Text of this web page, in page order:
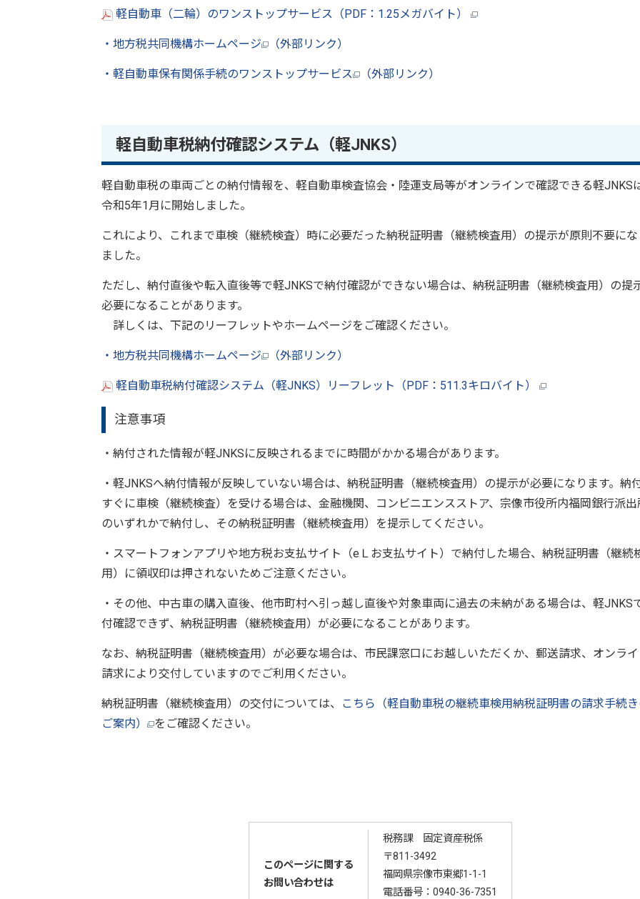
軽自動車（二輪）のワンストップサービス（PDF：1.25メガバイト）
・地方税共同機構ホームページ （外部リンク）
・軽自動車保有関係手続のワンストップサービス （外部リンク）
軽自動車税納付確認システム（軽JNKS）
軽自動車税の車両ごとの納付情報を、軽自動車検査協会・陸運支局等がオンラインで確認できる軽JNKSは
令和5年1月に開始しました。
これにより、これまで車検（継続検査）時に必要だった納税証明書（継続検査用）の提示が原則不要にな
ました。
ただし、納付直後や転入直後等で軽JNKSで納付確認ができない場合は、納税証明書（継続検査用）の提
必要になることがあります。
詳しくは、下記のリーフレットやホームページをご確認ください。
・地方税共同機構ホームページ （外部リンク）
軽自動車税納付確認システム（軽JNKS）リーフレット（PDF：511.3キロバイト）
注意事項
・納付された情報が軽JNKSに反映されるまでに時間がかかる場合があります。
・軽JNKSへ納付情報が反映していない場合は、納税証明書（継続検査用）の提示が必要になります。納
すぐに車検（継続検査）を受ける場合は、金融機関、コンビニエンスストア、宗像市役所内福岡銀行派出
のいずれかで納付し、その納税証明書（継続検査用）を提示してください。
・スマートフォンアプリや地方税お支払サイト（eＬお支払サイト）で納付した場合、納税証明書（継続
用）に領収印は押されないためご注意ください。
・その他、中古車の購入直後、他市町村へ引っ越し直後や対象車両に過去の未納がある場合は、軽JNKS
付確認できず、納税証明書（継続検査用）が必要になることがあります。
なお、納税証明書（継続検査用）が必要な場合は、市民課窓口にお越しいただくか、郵送請求、オンラ
請求により交付していますのでご利用ください。
納税証明書（継続検査用）の交付については、
こちら（軽自動車税の継続車検用納税証明書の請求手続
ご案内）
をご確認ください。
このページに関する
お問い合わせは
税務課 固定資産税係
〒811-3492
福岡県宗像市東郷1-1-1
電話番号： 0940-36-7351